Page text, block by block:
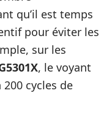
qu’il est temps
pour éviter les
sur les
, le voyant
200 cycles de